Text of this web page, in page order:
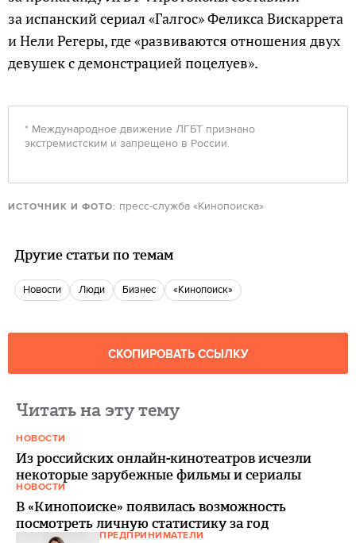
за испанский сериал «Галгос» Феликса Вискаррета
и Нели Регеры, где «развиваются отношения двух
девушек с демонстрацией поцелуев».
* Международное движение ЛГБТ признано
экстремистским и запрещено в России.
ИСТОЧНИК И ФОТО: пресс-служба «Кинопоиска»
Другие статьи по темам
новости люди бизнес «Кинопоиск»
СКОПИРОВАТЬ ССЫЛКУ
Читать на эту тему
НОВОСТИ
Из российских онлайн-кинотеатров исчезли
некоторые зарубежные фильмы и сериалы
НОВОСТИ
В «Кинопоиске» появилась возможность
посмотреть личную статистику за год
ПРЕДПРИНИМАТЕЛИ